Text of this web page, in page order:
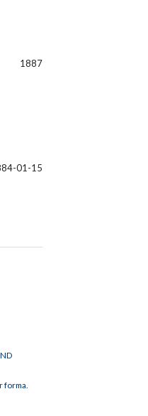
1887
01-15
forma.